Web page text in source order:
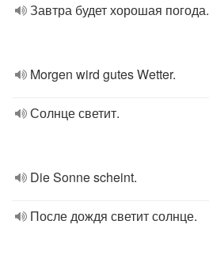
Завтра будет хорошая погода.
Morgen wird gutes Wetter.
Солнце светит.
Die Sonne scheint.
После дождя светит солнце.